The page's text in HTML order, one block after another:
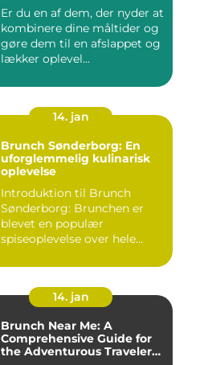
Er du en af dem, der nyder at
kombinere dine måltider og
gøre dem til en afslappet og
lækker oplevel...
14. jan
Brunch Sønderborg: En
uforglemmelig kulinarisk
oplevelse
Introduktion til Brunch
Sønderborg: Brunchen er
blevet en populær
spiseoplevelse over hele
14. jan
Brunch Near Me: A
Comprehensive Guide for
the Adventurous Traveler